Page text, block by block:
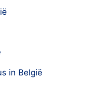
in België